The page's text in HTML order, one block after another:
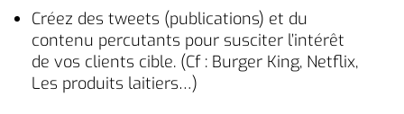
Créez des tweets (publications) et du
contenu percutants pour susciter l’intérêt
de vos clients cible. (Cf : Burger King, Netflix,
Les produits laitiers…)